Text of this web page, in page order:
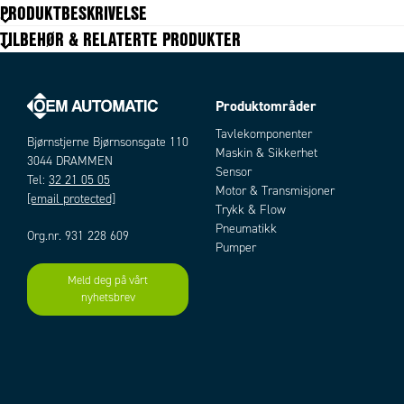
IP-klasse tilkobling
Kategori sikkerhet 4
Safety outputs NO
Signal output NC
Temperaturområde fra -25 °C
Temperaturområde til
Toleranse ±10%
PRODUKTBESKRIVELSE
TILBEHØR & RELATERTE PRODUKTER
Bjørnstjerne Bjørnsonsgate 110
3044 DRAMMEN
Tel: 32 21 05 05
[email protected]
Org.nr. 931 228 609
Meld deg på vårt
nyhetsbrev
Produktområder
Tavlekomponenter
Maskin & Sikkerhet
Sensor
Motor & Transmisjoner
Trykk & Flow
Pneumatikk
Pumper